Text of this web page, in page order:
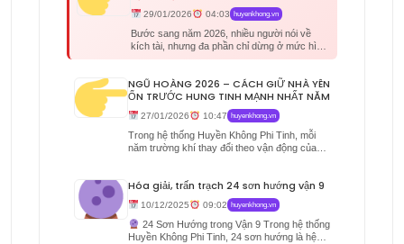
29/01/2026 04:03 huyenkhong.vn
Bước sang năm 2026, nhiều người nói về
kích tài, nhưng đa phần chỉ dừng ở mức hình
NGŨ HOÀNG 2026 – CÁCH GIỮ NHÀ YÊN
ỔN TRƯỚC HUNG TINH MẠNH NHẤT NĂM
27/01/2026 10:47 huyenkhong.vn
Trong hệ thống Huyền Không Phi Tinh, mỗi
năm trường khí thay đổi theo vận động của
Hóa giải, trấn trạch 24 sơn hướng vận 9
10/12/2025 09:02 huyenkhong.vn
24 Sơn Hướng trong Vận 9 Trong hệ thống
Huyền Không Phi Tinh, 24 sơn hướng là hệ